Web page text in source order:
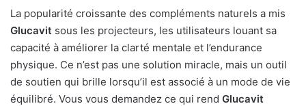
La popularité croissante des compléments naturels a mis
Glucavit sous les projecteurs, les utilisateurs louant sa
capacité à améliorer la clarté mentale et l’endurance
physique. Ce n’est pas une solution miracle, mais un outil
de soutien qui brille lorsqu’il est associé à un mode de vie
équilibré. Vous vous demandez ce qui rend Glucavit